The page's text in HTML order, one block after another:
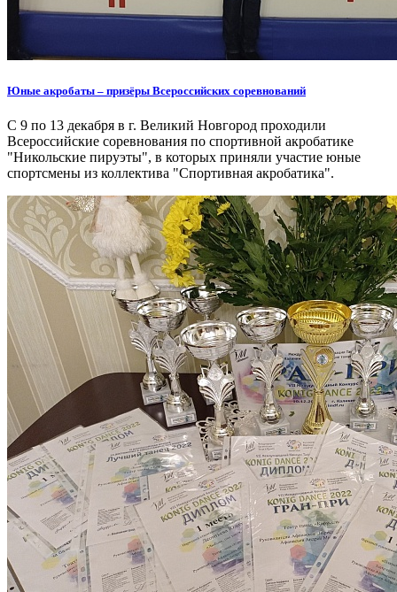
Юные акробаты – призёры Всероссийских соревнований
С 9 по 13 декабря в г. Великий Новгород проходили
Всероссийские соревнования по спортивной акробатике
"Никольские пируэты", в которых приняли участие юные
спортсмены из коллектива "Спортивная акробатика".